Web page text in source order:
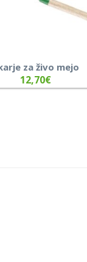
za živo mejo
12,70€